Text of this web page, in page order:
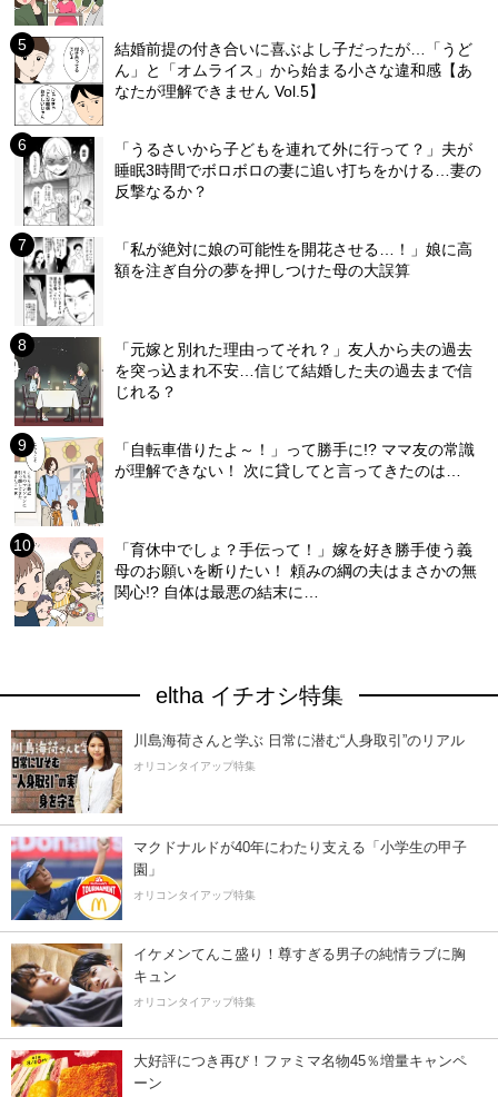
結婚前提の付き合いに喜ぶよし子だったが…「うど
ん」と「オムライス」から始まる小さな違和感【あ
なたが理解できません Vol.5】
「うるさいから子どもを連れて外に行って？」夫が
睡眠3時間でボロボロの妻に追い打ちをかける…妻の
反撃なるか？
「私が絶対に娘の可能性を開花させる…！」娘に高
額を注ぎ自分の夢を押しつけた母の大誤算
「元嫁と別れた理由ってそれ？」友人から夫の過去
を突っ込まれ不安…信じて結婚した夫の過去まで信
じれる？
「自転車借りたよ～！」って勝手に!? ママ友の常識
が理解できない！ 次に貸してと言ってきたのは…
「育休中でしょ？手伝って！」嫁を好き勝手使う義
母のお願いを断りたい！ 頼みの綱の夫はまさかの無
関心!? 自体は最悪の結末に…
eltha イチオシ特集
川島海荷さんと学ぶ 日常に潜む“人身取引”のリアル
オリコンタイアップ特集
マクドナルドが40年にわたり支える「小学生の甲子
園」
オリコンタイアップ特集
イケメンてんこ盛り！尊すぎる男子の純情ラブに胸
キュン
オリコンタイアップ特集
大好評につき再び！ファミマ名物45％増量キャンペ
ーン